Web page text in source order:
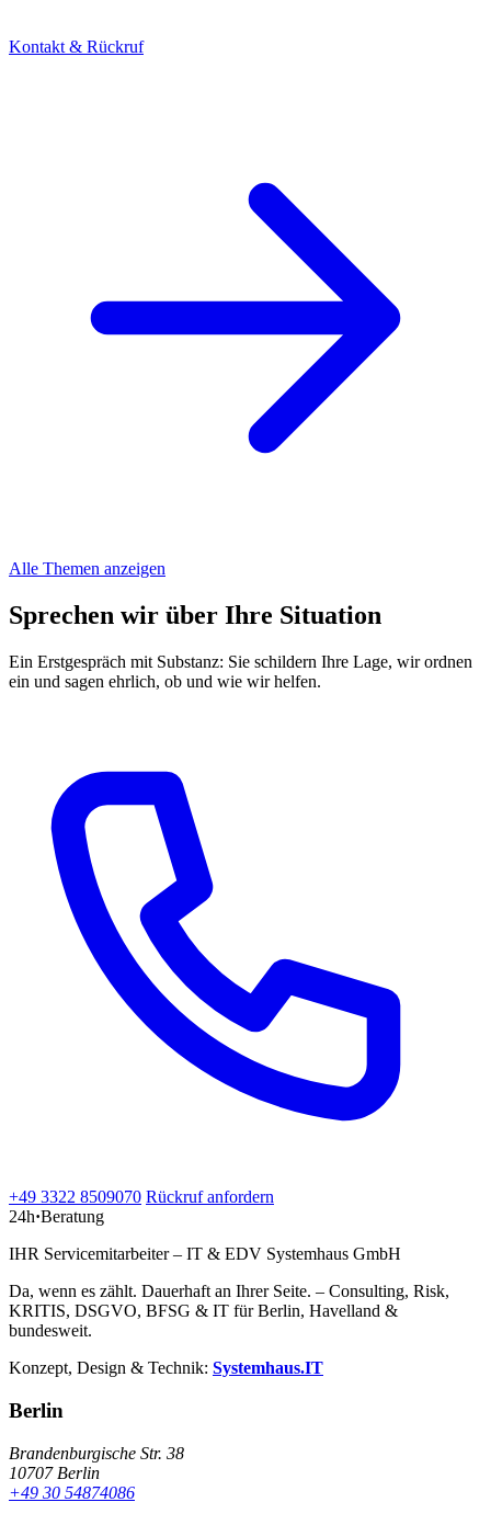
Kontakt & Rückruf
Alle Themen anzeigen
Sprechen wir über Ihre Situation
Ein Erstgespräch mit Substanz: Sie schildern Ihre Lage, wir ordnen
ein und sagen ehrlich, ob und wie wir helfen.
+49 3322 8509070 Rückruf anfordern
24h·Beratung
IHR Servicemitarbeiter – IT & EDV Systemhaus GmbH
Da, wenn es zählt. Dauerhaft an Ihrer Seite. – Consulting, Risk,
KRITIS, DSGVO, BFSG & IT für Berlin, Havelland &
bundesweit.
Konzept, Design & Technik: Systemhaus.IT
Berlin
Brandenburgische Str. 38
10707 Berlin
+49 30 54874086